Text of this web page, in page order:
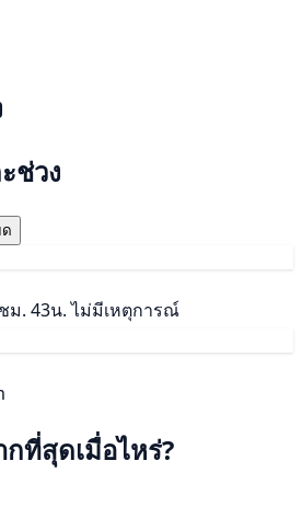
ช่วง
ม. 43น. ไม่มีเหตุการณ์
ที่สุดเมื่อไหร่?